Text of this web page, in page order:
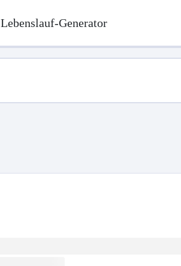
Lebenslauf-Generator